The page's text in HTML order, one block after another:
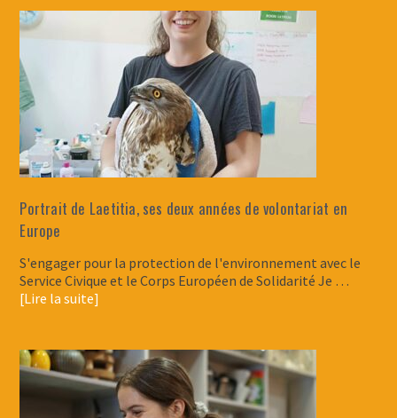
Portrait de Laetitia, ses deux années de volontariat en
Europe
S'engager pour la protection de l'environnement avec le
Service Civique et le Corps Européen de Solidarité Je …
[Lire la suite]